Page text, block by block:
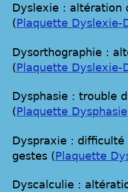
Dyslexie : altération
(Plaquette Dyslexie-
Dysorthographie :
(Plaquette Dyslexie-
Dysphasie : trouble
(Plaquette Dysphasie
Dyspraxie :
gestes (Plaquette
Dyscalculie :